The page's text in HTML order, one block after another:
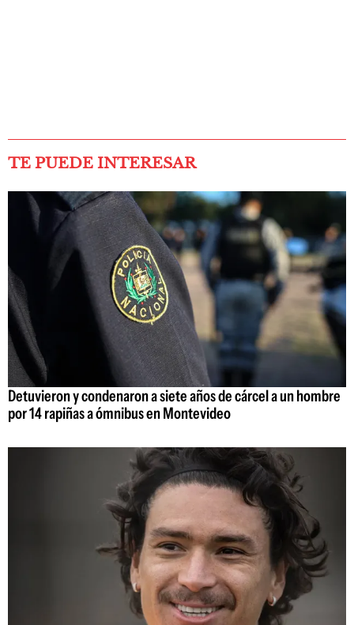
TE PUEDE INTERESAR
Detuvieron y condenaron a siete años de cárcel a un hombre
por 14 rapiñas a ómnibus en Montevideo